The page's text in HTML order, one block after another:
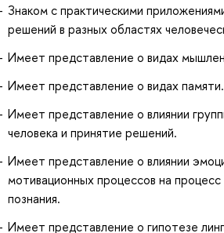
Знаком с практическими
решений в разных областях
Имеет представление о видах
Имеет представление о видах памяти.
Имеет представление о влиянии
человека и принятие решений.
Имеет представление о влиянии
мотивационных процессов на процесс
познания.
Имеет представление о гипотезе